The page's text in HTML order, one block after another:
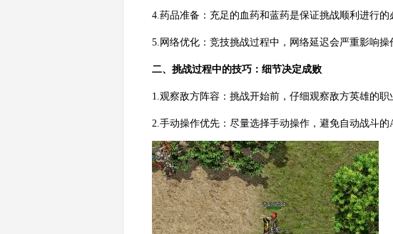
4.药品准备：充足的血药和蓝药是保证挑战顺利进行
5.网络优化：竞技挑战过程中，网络延迟会严重影响
二、挑战过程中的技巧：细节决定成败
1.观察敌方阵容：挑战开始前，仔细观察敌方英雄的
2.手动操作优先：尽量选择手动操作，避免自动战斗